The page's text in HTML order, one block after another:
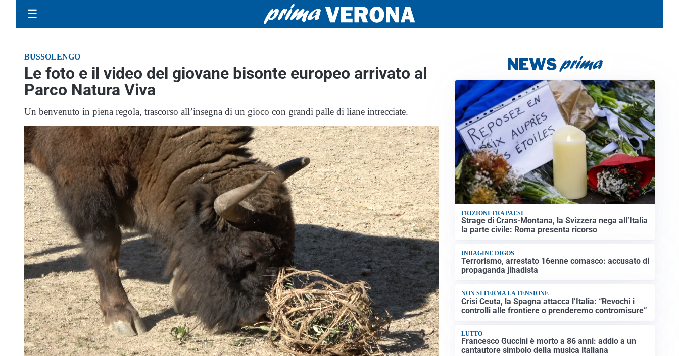
☰
BUSSOLENGO
Le foto e il video del giovane bisonte europeo arrivato al
Parco Natura Viva
Un benvenuto in piena regola, trascorso all’insegna di un gioco con grandi palle di liane intrecciate.
FRIZIONI TRA PAESI
Strage di Crans-Montana, la Svizzera nega all’Italia
la parte civile: Roma presenta ricorso
INDAGINE DIGOS
Terrorismo, arrestato 16enne comasco: accusato di
propaganda jihadista
NON SI FERMA LA TENSIONE
Crisi Ceuta, la Spagna attacca l’Italia: “Revochi i
controlli alle frontiere o prenderemo contromisure”
LUTTO
Francesco Guccini è morto a 86 anni: addio a un
cantautore simbolo della musica italiana